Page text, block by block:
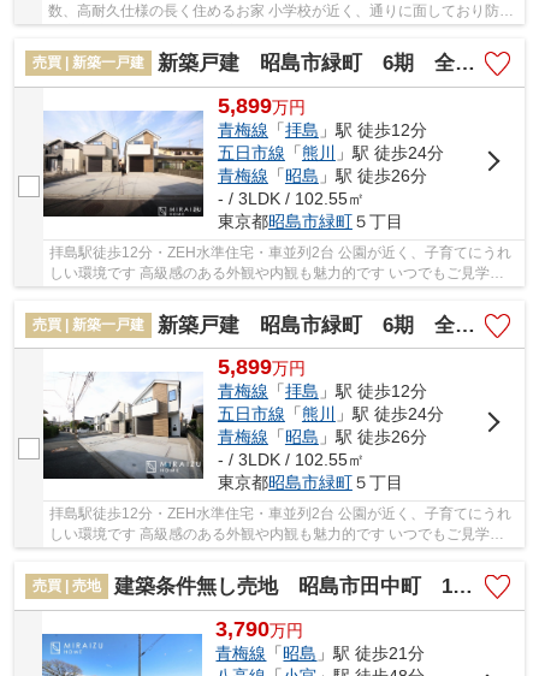
数、高耐久仕様の長く住めるお家 小学校が近く、通りに面しており防犯
面安心 音などが気になるお客様ぜひ見に来て...
売買 | 新築一戸建
新築戸建 昭島市緑町 6期 全2棟
5,899万円
青梅線 「拝島 」駅 徒歩12分
五日市線 「熊川
」駅 徒歩24分
青梅線 「昭島 」駅 徒歩26分
- / 3LDK / 102.55㎡
東京都昭島市緑町５丁目
拝島駅徒歩12分・ZEH水準住宅・車並列2台 公園が近く、子育てにうれ
しい環境です 高級感のある外観や内観も魅力的です いつでもご見学可
能ですので、ぜひご予約くださいませ
売買 | 新築一戸建
新築戸建 昭島市緑町 6期 全2棟
5,899万円
青梅線 「拝島 」駅 徒歩12分
五日市線 「熊川
」駅 徒歩24分
青梅線 「昭島 」駅 徒歩26分
- / 3LDK / 102.55㎡
東京都昭島市緑町５丁目
拝島駅徒歩12分・ZEH水準住宅・車並列2台 公園が近く、子育てにうれ
しい環境です 高級感のある外観や内観も魅力的です いつでもご見学可
売買 | 売地
建築条件無し売地 昭島市田中町 1期 全4区画
3,790万円
青梅線 「昭島 」駅 徒歩21分